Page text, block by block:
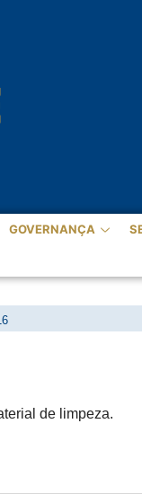
GOVERNANÇA
009/2016
de limpeza.